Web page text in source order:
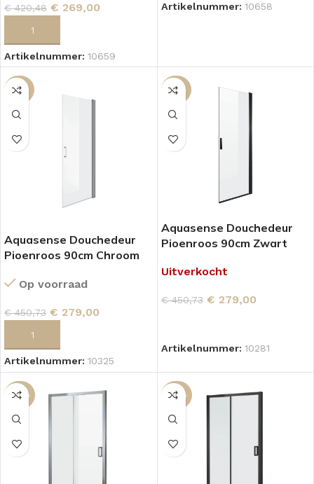
€420,48 € 269,00
Artikelnummer: 10659
Artikelnummer: 10658
-38%
Aquasense Douchedeur
Pioenroos 90cm Chroom
Op voorraad
€450,73 € 279,00
Artikelnummer: 10325
-38%
Aquasense Douchedeur
Pioenroos 90cm Zwart
Uitverkocht
€450,73 € 279,00
Artikelnummer: 10281
-42% -42%